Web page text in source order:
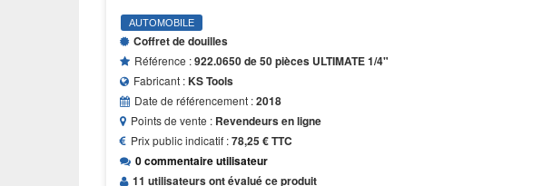
AUTOMOBILE
Coffret de douilles
Référence :922.0650 de 50 pièces ULTIMATE 1/4"
Fabricant :KS Tools
Date de référencement :2018
Points de vente : Revendeurs en ligne
Prix public indicatif :78,25 € TTC
0 commentaire utilisateur
11 utilisateurs ont évalué ce produit